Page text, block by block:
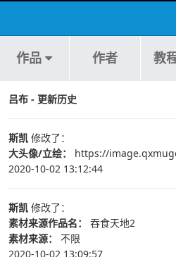
作品 作者 教
吕布 - 更新历史
斯凯 修改了：
大头像/立绘： https://
2020-10-02 13:12:44
斯凯 修改了：
素材来源作品名： 吞食天地2
素材来源： 不限
2020-10-02 13:09:57